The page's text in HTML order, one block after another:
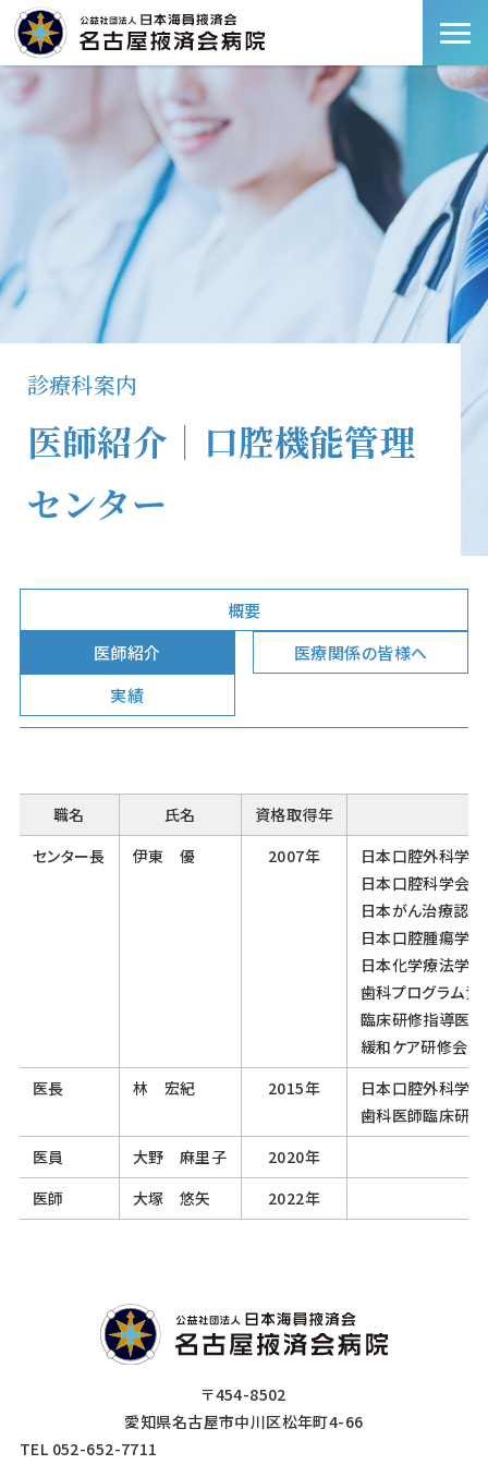
診療科案内
医師紹介｜口腔機能管理
センター
概要
医師紹介
医療関係の皆様へ
実績
職名 氏名
資格取得年
センター長
伊東 優 2007年
日本口腔外科学
日本口腔科学会
日本がん治療認
日本口腔腫瘍学
日本化学療法学
歯科プログラム責
臨床研修指導医
緩和ケア研修会終
医長
林 宏紀 2015年
日本口腔外科学
歯科医師臨床研
医員
大野 麻里子
2020年
医師
大塚 悠矢 2022年
〒454-8502
愛知県名古屋市中川区松年町4-66
TEL 052-652-7711